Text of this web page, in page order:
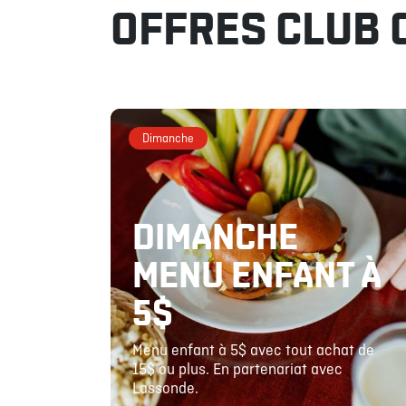
OFFRES CLUB
Dimanche
DIMANCHE
MENU ENFANT À
5$
Menu enfant à 5$ avec tout achat de
15$ ou plus. En partenariat avec
Lassonde.